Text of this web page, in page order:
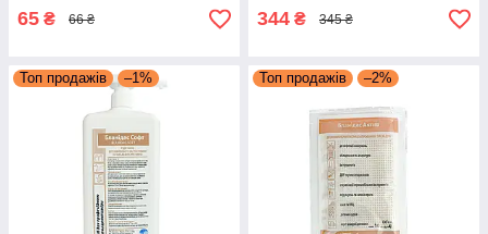
65 ₴ 66 ₴ 344 ₴ 345 ₴
Топ продажів –1% Топ продажів –2%